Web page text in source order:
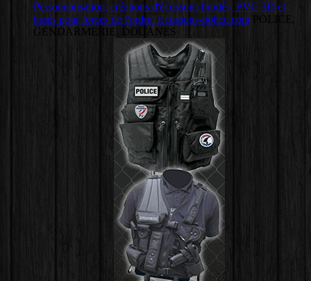
Personnalisation, créations d'écussons brodés, PVC 3D et
tissés pour forces de l'ordre. Ecussons-police.com POLICE,
GENDARMERIE, DOUANES